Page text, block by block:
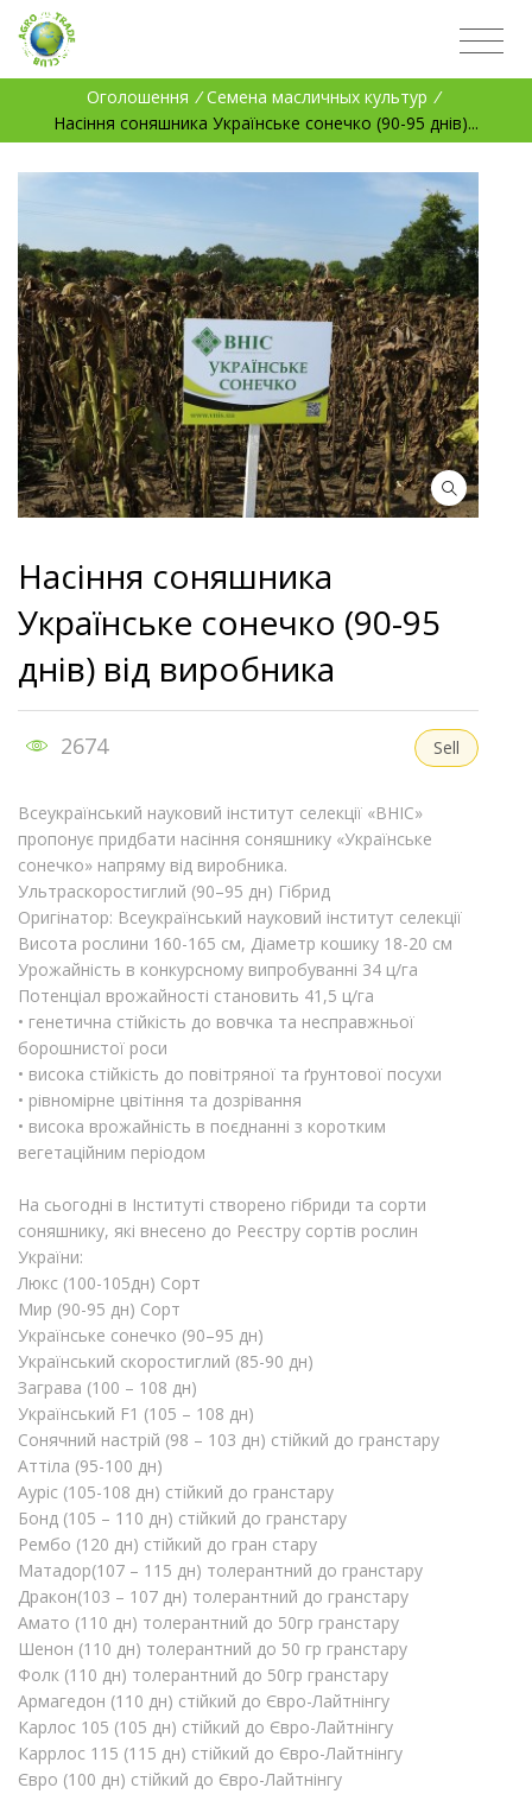
Оголошення / Семена масличных культур /
Насіння соняшника Українське сонечко (90-95 днів)...
Насіння соняшника
Українське сонечко (90-95
днів) від виробника
2674 Sell
Всеукраїнський науковий інститут селекції «ВНІС»
пропонує придбати насіння соняшнику «Українське
сонечко» напряму від виробника.
Ультраскоростиглий (90–95 дн) Гібрид
Оригінатор: Всеукраїнський науковий інститут селекції
Висота рослини 160-165 см, Діаметр кошику 18-20 см
Урожайність в конкурсному випробуванні 34 ц/га
Потенціал врожайності становить 41,5 ц/га
• генетична стійкість до вовчка та несправжньої
борошнистої роси
• висока стійкість до повітряної та ґрунтової посухи
• рівномірне цвітіння та дозрівання
• висока врожайність в поєднанні з коротким
вегетаційним періодом
На сьогодні в Інституті створено гібриди та сорти
соняшнику, які внесено до Реєстру сортів рослин
України:
Люкс (100-105дн) Сорт
Мир (90-95 дн) Сорт
Українське сонечко (90–95 дн)
Український скоростиглий (85-90 дн)
Заграва (100 – 108 дн)
Український F1 (105 – 108 дн)
Сонячний настрій (98 – 103 дн) стійкий до гранстару
Аттіла (95-100 дн)
Ауріс (105-108 дн) стійкий до гранстару
Бонд (105 – 110 дн) стійкий до гранстару
Рембо (120 дн) стійкий до гран стару
Матадор(107 – 115 дн) толерантний до гранстару
Дракон(103 – 107 дн) толерантний до гранстару
Амато (110 дн) толерантний до 50гр гранстару
Шенон (110 дн) толерантний до 50 гр гранстару
Фолк (110 дн) толерантний до 50гр гранстару
Армагедон (110 дн) стійкий до Євро-Лайтнінгу
Карлос 105 (105 дн) стійкий до Євро-Лайтнінгу
Каррлос 115 (115 дн) стійкий до Євро-Лайтнінгу
Євро (100 дн) стійкий до Євро-Лайтнінгу